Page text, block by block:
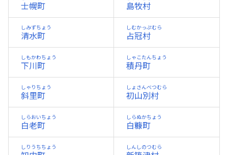
士幌町 島牧村
清水町
しみずちょう
占冠村
しむかっぷむら
下川町
しもかわちょう
積丹町
しゃこたんちょう
斜里町
しゃりちょう
初山別村
しょさんべつむら
白老町
しらおいちょう
白糠町
しらぬかちょう
しりうちちょう しんしのつむら